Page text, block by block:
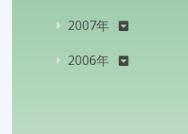
2007年
2006年